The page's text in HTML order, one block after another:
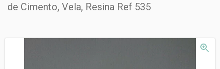
de Cimento, Vela, Resina Ref 535